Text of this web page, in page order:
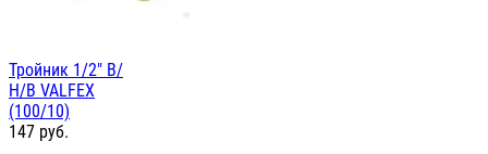
Тройник 1/2" В/
Н/В VALFEX
(100/10)
147 руб.